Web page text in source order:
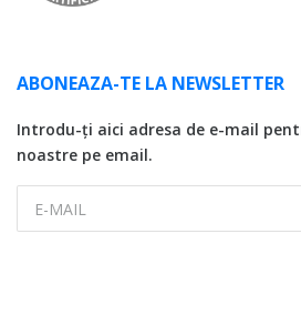
ABONEAZA-TE LA NEWSLETTER
Introdu-ți aici adresa de e-mail
noastre pe email.